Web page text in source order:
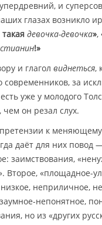
и
глазах возникло
девочка-девочка»,
!»
и глагол виднеться,
современников, за
уже у молодого
он резал слух.
к
даёт для них повод
заимствования,
Второе, «площадное-
неприличное,
непонятное,
но из «других